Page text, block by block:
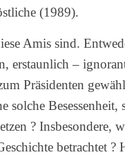
(1989).
Amis sind.
erstaunlich –
Präsidenten
solche Besessenheit,
? Insbesondere,
betrachtet ?